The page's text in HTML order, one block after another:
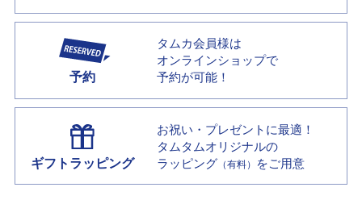
予約
タムカ会員様は
オンラインショップで
予約が可能！
ギフトラッピング
お祝い・プレゼントに最適！
タムタムオリジナルの
ラッピング （有料） をご用意